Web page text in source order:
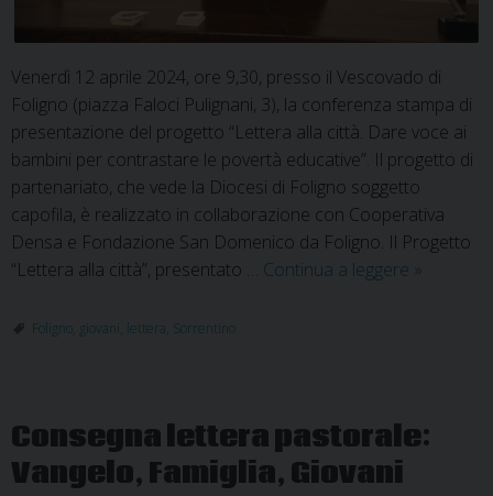
Venerdì 12 aprile 2024, ore 9,30, presso il Vescovado di
Foligno (piazza Faloci Pulignani, 3), la conferenza stampa di
presentazione del progetto “Lettera alla città. Dare voce ai
bambini per contrastare le povertà educative”. Il progetto di
partenariato, che vede la Diocesi di Foligno soggetto
capofila, è realizzato in collaborazione con Cooperativa
Densa e Fondazione San Domenico da Foligno. Il Progetto
“Lettera alla città”, presentato … Continua a leggere
città”
»
Foligno giovani lettera Sorrentino
Consegna lettera pastorale:
Vangelo, Famiglia, Giovani